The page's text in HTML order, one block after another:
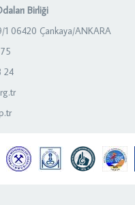
Birliği
06420 Çankaya/ANKARA
24